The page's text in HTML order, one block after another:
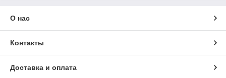
О нас
Контакты
Доставка и оплата